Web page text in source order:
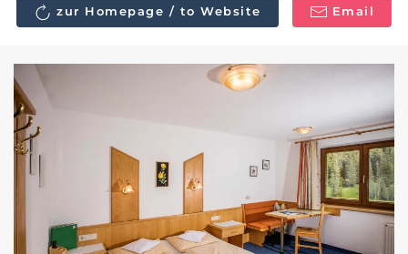
zur Homepage / to Website Email